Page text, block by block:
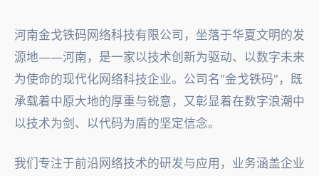
河南金戈铁码网络科技有限公司，坐落于华夏文明的发
源地——河南，是一家以技术创新为驱动、以数字未来
为使命的现代化网络科技企业。公司名"金戈铁码"，既
承载着中原大地的厚重与锐意，又彰显着在数字浪潮中
以技术为剑、以代码为盾的坚定信念。
我们专注于前沿网络技术的研发与应用，业务涵盖企业